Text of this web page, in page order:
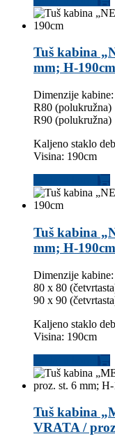
Tuš kabina
mm; H-190cm
Dimenzije kabine:
R80 (polukružna)
R90 (polukružna)
Kaljeno staklo
Visina: 190cm
Tuš kabina
mm; H-190cm
Dimenzije kabine:
80 x 80
90 x 90
Kaljeno staklo
Visina: 190cm
Tuš kabina
VRATA /